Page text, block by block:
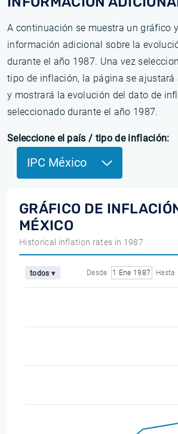
A continuación se muestra un gráfico
información adicional sobre la
durante el año 1987. Una vez
tipo de inflación, la página se
y mostrará la evolución del dato de
seleccionado durante el año 1987.
Seleccione el país / tipo de inflación:
IPC México
GRÁFICO DE
MÉXICO
Historical inflation rates in 1987
todos ▾ Desde 1 Ene 1987 Hasta